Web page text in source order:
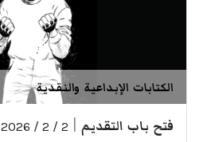
الكتابات الإبداعية والنقدية
فتح باب التقديم 2 / 2 / 2026